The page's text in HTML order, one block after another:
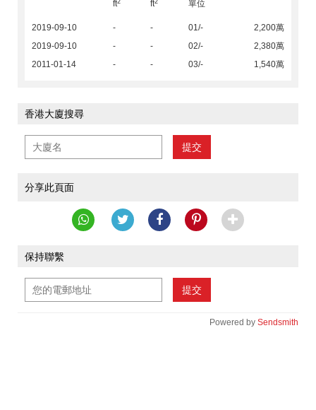
ft ft 單位
2019-09-10 - - 01/-
2,200萬
2019-09-10
- - 02/-
2,380萬
2011-01-14
- - 03/- 1,540萬
香港大廈搜尋
提交
分享此頁面
保持聯繫
提交
Powered by Sendsmith